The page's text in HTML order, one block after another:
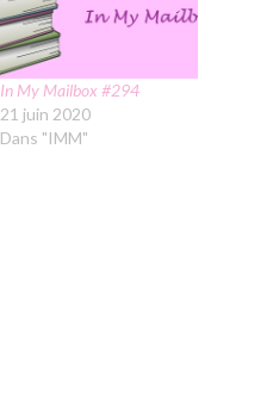
In My Mailbox #294
21 juin 2020
Dans "IMM"